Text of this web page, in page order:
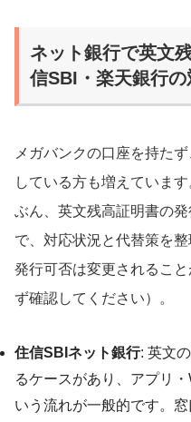
ネット銀行で英文
信SBI・楽天銀行
メガバンクの口座を持た
している方も増えていま
ぶん、英文残高証明書の
で、対応状況と代替策を
発行可否は変更されるこ
ず確認してください）。
住信SBIネット銀行: 英文
るケースがあり、アプリ
いう流れが一般的です。